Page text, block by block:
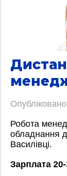
Опубліковано
Робота
обладнання
Василівці.
Зарплата